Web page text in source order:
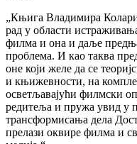
„Књига Владимира
рад у области
филма и она и даље
проблема. И као таква
оне који желе да се
и књижевности, на
осветљавајући филмски
редитеља и пружа увид у
трансформисања дела
прелази оквире филма и